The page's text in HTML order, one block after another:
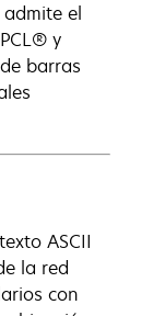
el
y
barras
ASCII
la red
con